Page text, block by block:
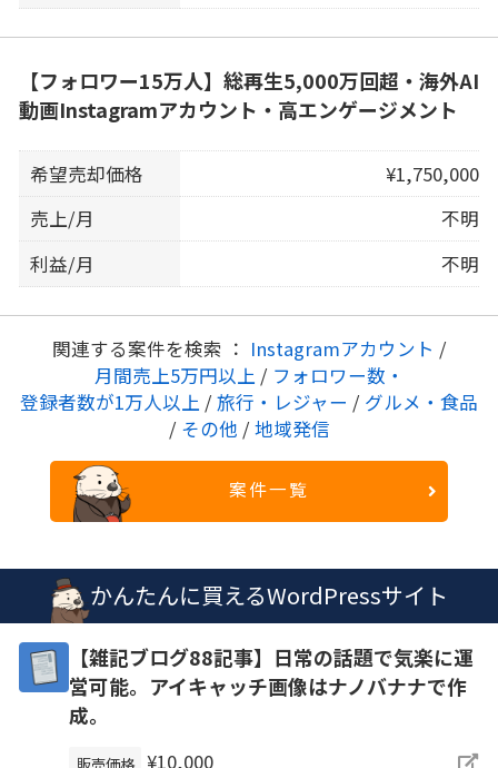
【フォロワー15万人】総再生5,000万回超・海外AI
動画Instagramアカウント・高エンゲージメント
希望売却価格
¥1,750,000
売上/月
不明
利益/月
不明
関連する案件を検索 ： Instagramアカウント /
月間売上5万円以上 / フォロワー数・
登録者数が1万人以上 / 旅行・レジャー / グルメ・食品
/ その他 / 地域発信
案件一覧
かんたんに買えるWordPressサイト
【雑記ブログ88記事】日常の話題で気楽に運
営可能。アイキャッチ画像はナノバナナで作
成。
販売価格 ¥10,000